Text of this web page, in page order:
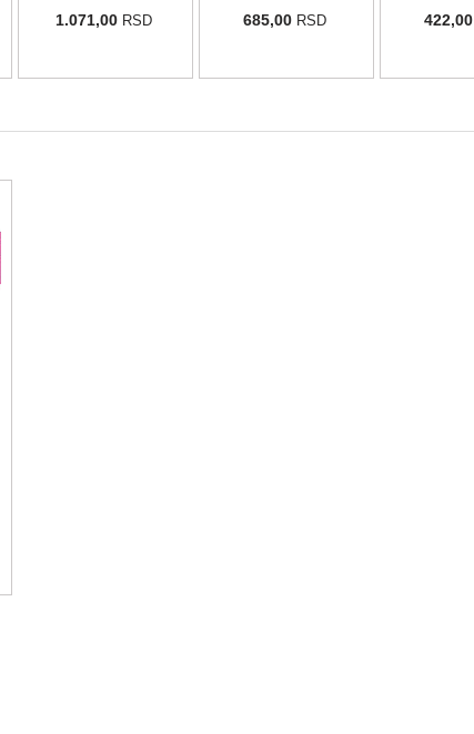
1.071,00 RSD 685,00 RSD 422,00